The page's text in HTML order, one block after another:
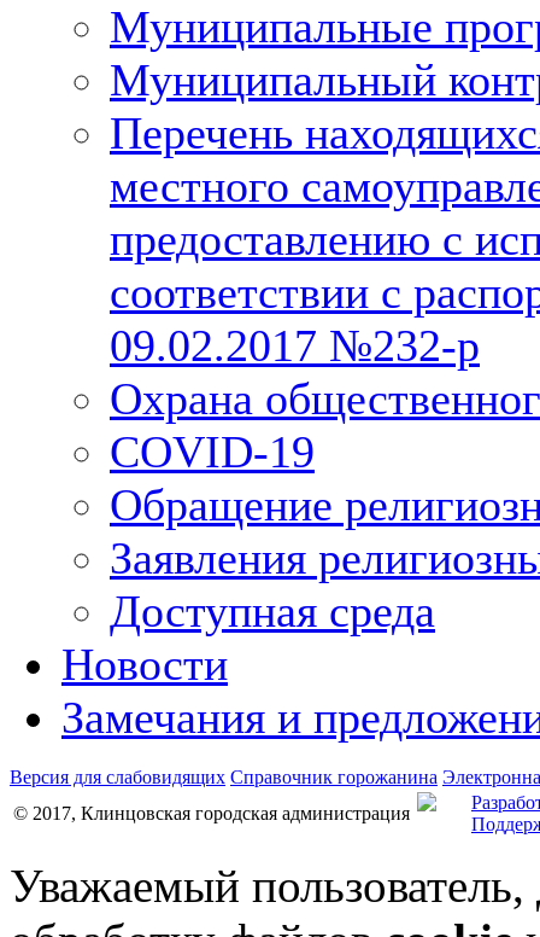
Муниципальные
Муниципальный
Перечень
местного
предоставлению с
соответствии с
09.02.2017 №232-р
Охрана
COVID-19
Обращение
Заявления
Доступная среда
Новости
Замечания и
Версия для слабовидящих Справочник горожанина
© 2017, Клинцовская городская администрация
Уважаемый